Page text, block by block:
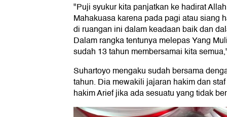
"Puji syukur kita panjatkan ke hadirat
Mahakuasa karena pada pagi atau siang
di ruangan ini dalam keadaan baik dan
Dalam rangka tentunya melepas Yang
sudah 13 tahun membersamai kita
Suhartoyo mengaku sudah bersama
tahun. Dia mewakili jajaran hakim dan
hakim Arief jika ada sesuatu yang tidak